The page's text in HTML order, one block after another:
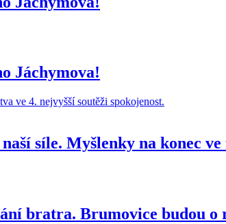
Jáchymova!
síle. Myšlenky na konec
bratra. Brumovice budou o